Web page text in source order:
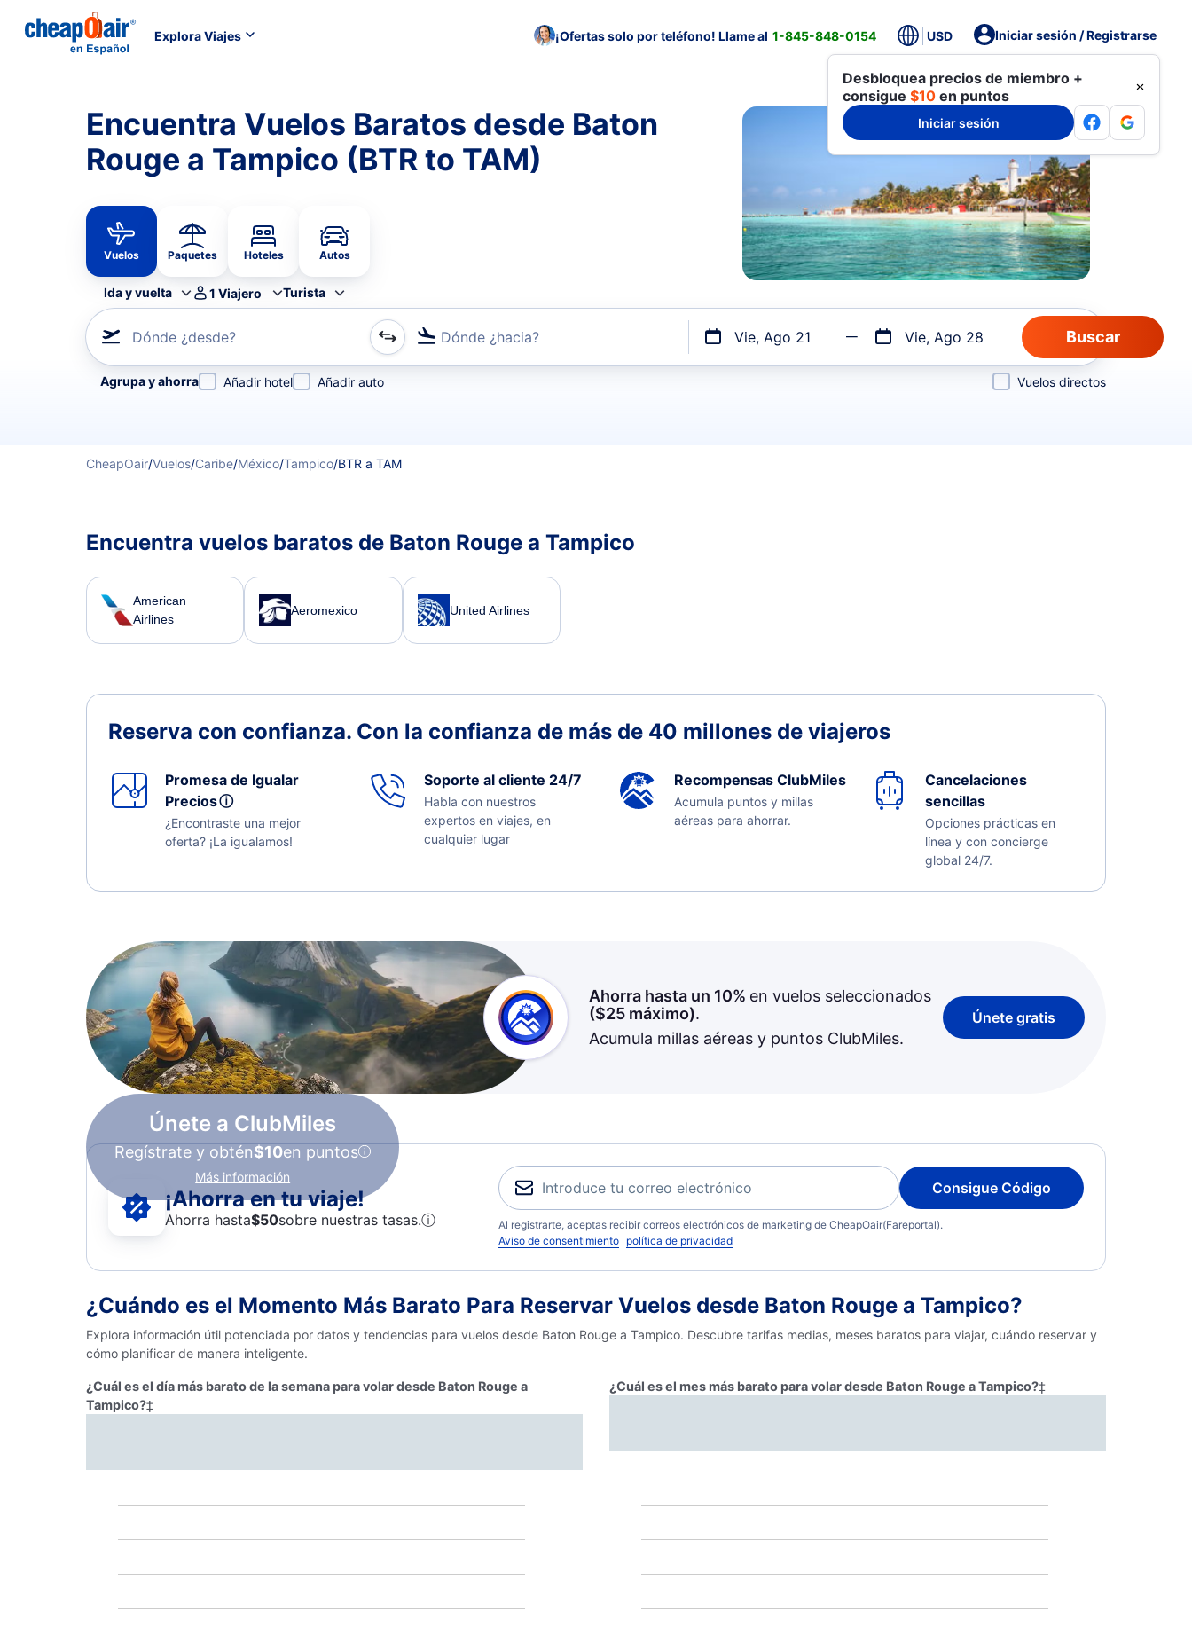
Explora Viajes ¡Ofertas solo por teléfono! Llame al 1-845-848-0154 USD Iniciar sesión / Registrarse
Desbloquea precios de miembro +
consigue $10 en puntos
Iniciar sesión
Encuentra Vuelos Baratos desde Baton
Rouge a Tampico (BTR to TAM)
Vuelos Paquetes Hoteles Autos
Ida y vuelta 1 Viajero Turista
Dónde ¿desde? Dónde ¿hacia? Vie, Ago 21 Vie, Ago 28
Refina tu búsqueda por aerolínea, por ciudad o aeropuerto o por vuelos directos
Agrupa y ahorra Añadir hotel Añadir auto Vuelos directos
CheapOair/Vuelos/Caribe/México/Tampico/BTR a TAM
Encuentra vuelos baratos de Baton Rouge a Tampico
American
Airlines
Aeromexico United Airlines
Reserva con confianza. Con la confianza de más de 40 millones de viajeros
Promesa de Igualar
Preciosⓘ
¿Encontraste una mejor
oferta? ¡La igualamos!
Soporte al cliente 24/7
Habla con nuestros
expertos en viajes, en
cualquier lugar
Recompensas ClubMiles
Acumula puntos y millas
aéreas para ahorrar.
Cancelaciones
sencillas
Opciones prácticas en
línea y con concierge
global 24/7.
Únete a ClubMiles
Regístrate y obtén$10en puntos
Más información
Ahorra hasta un 10% en vuelos seleccionados
($25máximo).
Acumula millas aéreas y puntos ClubMiles.
Únete gratis
¡Ahorra en tu viaje!
Ahorra hasta$50sobre nuestras tasas.ⓘ
Consigue Código
Al registrarte, aceptas recibir correos electrónicos de marketing de CheapOair(Fareportal).
Aviso de consentimiento política de privacidad
¿Cuándo es el Momento Más Barato Para Reservar Vuelos desde Baton Rouge a Tampico?
Explora información útil potenciada por datos y tendencias para vuelos desde Baton Rouge a Tampico. Descubre tarifas medias, meses baratos para viajar, cuándo reservar y
cómo planificar de manera inteligente.
¿Cuál es el día más barato de la semana para volar desde Baton Rouge a
Tampico?‡
¿Cuál es el mes más barato para volar desde Baton Rouge a Tampico?‡